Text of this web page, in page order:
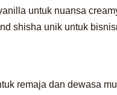
untuk nuansa
shisha unik untuk
remaja dan dewasa